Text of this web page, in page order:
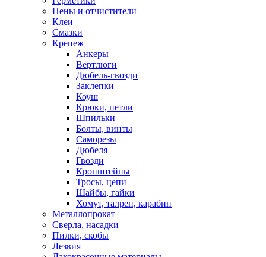
Пены и отчистители
Клеи
Смазки
Крепеж
Анкеры
Вертлюги
Дюбель-гвозди
Заклепки
Коуш
Крюки, петли
Шпильки
Болты, винты
Саморезы
Дюбеля
Гвозди
Кронштейны
Тросы, цепи
Шайбы, гайки
Хомут, талреп, карабин
Металлопрокат
Сверла, насадки
Пилки, скобы
Лезвия